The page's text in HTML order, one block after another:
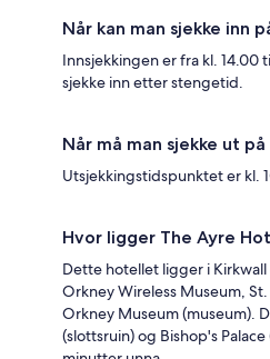
Når kan man sjekke inn
Innsjekkingen er fra kl. 14.00
sjekke inn etter stengetid.
Når må man sjekke ut
Utsjekkingstidspunktet er kl.
Hvor ligger The Ayre
Dette hotellet ligger i
Orkney Wireless Museum,
Orkney Museum (museum).
(slottsruin) og Bishop's